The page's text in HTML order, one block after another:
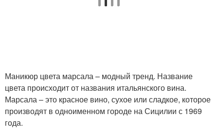
Маникюр цвета марсала – модный тренд. Название
цвета происходит от названия итальянского вина.
Марсала – это красное вино, сухое или сладкое, которое
производят в одноименном городе на Сицилии с 1969
года.